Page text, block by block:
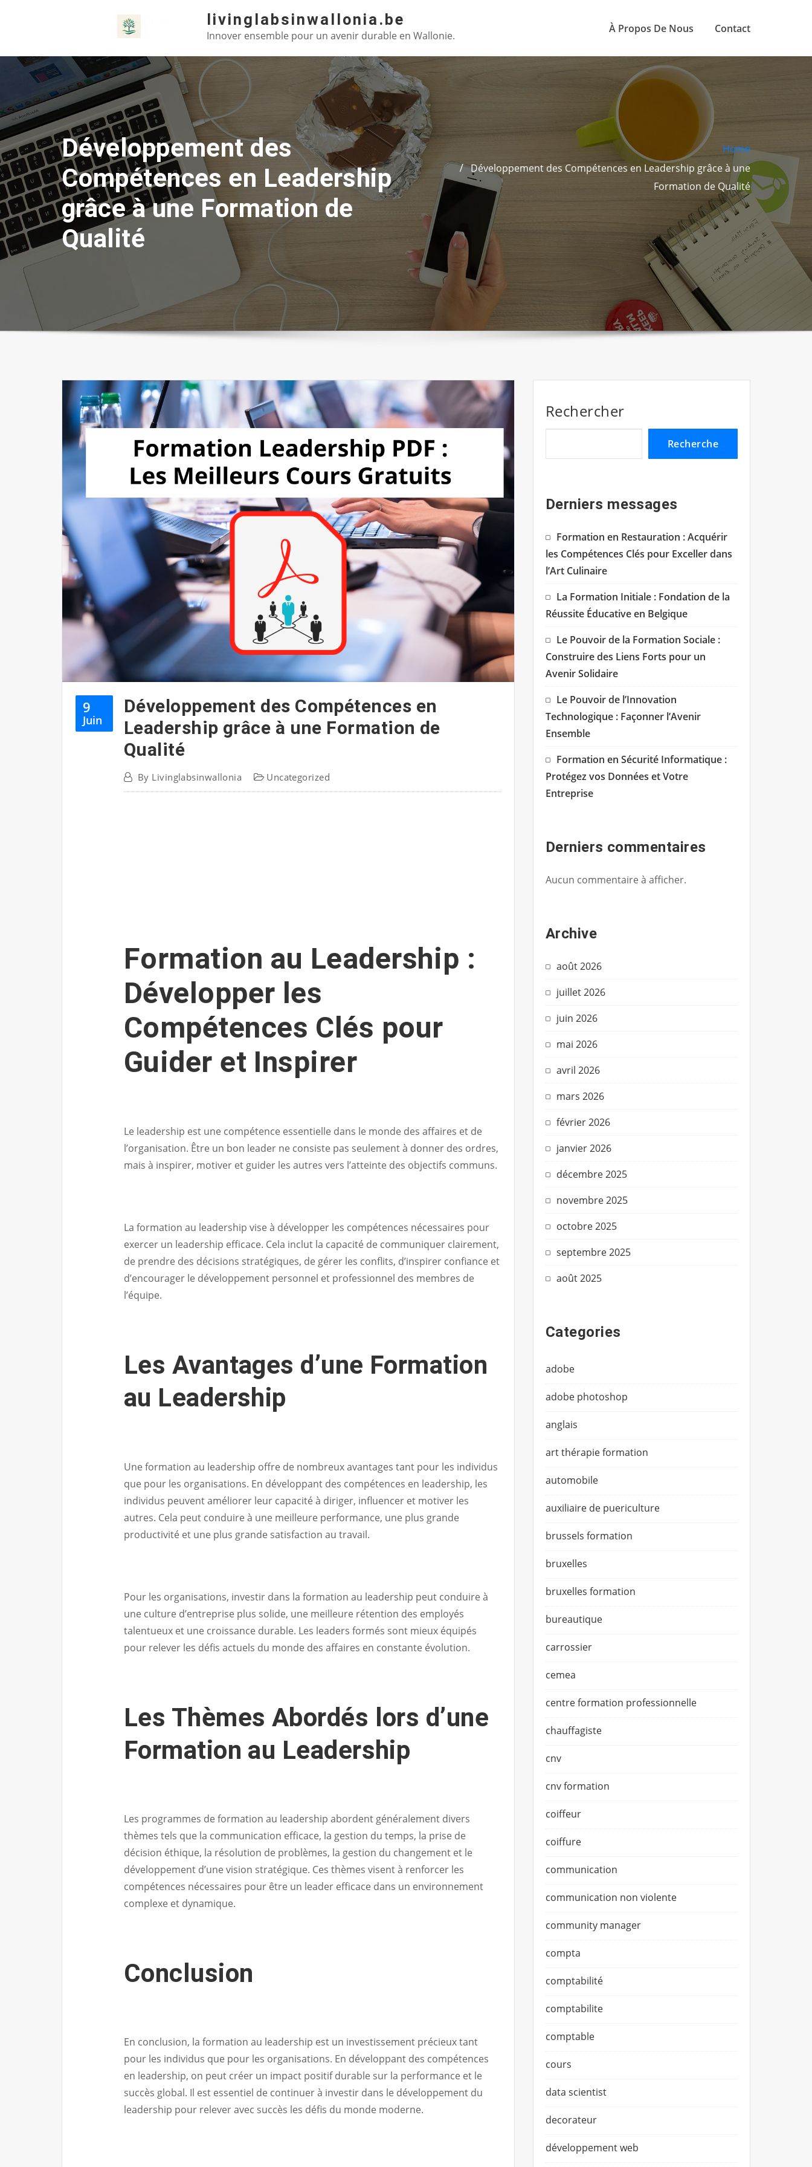
livinglabsinwallonia.be
Innover ensemble pour un avenir durable en Wallonie.
À Propos De Nous Contact
Développement des
Compétences en Leadership
grâce à une Formation de
Qualité
Home
Développement des Compétences en Leadership grâce à une
Formation de Qualité
9
Juin
Développement des Compétences en
Leadership grâce à une Formation de
Qualité
By Livinglabsinwallonia Uncategorized
Formation au Leadership :
Développer les
Compétences Clés pour
Guider et Inspirer
Le leadership est une compétence essentielle dans le monde des affaires et de
l’organisation. Être un bon leader ne consiste pas seulement à donner des ordres,
mais à inspirer, motiver et guider les autres vers l’atteinte des objectifs communs.
La formation au leadership vise à développer les compétences nécessaires pour
exercer un leadership efficace. Cela inclut la capacité de communiquer clairement,
de prendre des décisions stratégiques, de gérer les conflits, d’inspirer confiance et
d’encourager le développement personnel et professionnel des membres de
l’équipe.
Les Avantages d’une Formation
au Leadership
Une formation au leadership offre de nombreux avantages tant pour les individus
que pour les organisations. En développant des compétences en leadership, les
individus peuvent améliorer leur capacité à diriger, influencer et motiver les
autres. Cela peut conduire à une meilleure performance, une plus grande
productivité et une plus grande satisfaction au travail.
Pour les organisations, investir dans la formation au leadership peut conduire à
une culture d’entreprise plus solide, une meilleure rétention des employés
talentueux et une croissance durable. Les leaders formés sont mieux équipés
pour relever les défis actuels du monde des affaires en constante évolution.
Les Thèmes Abordés lors d’une
Formation au Leadership
Les programmes de formation au leadership abordent généralement divers
thèmes tels que la communication efficace, la gestion du temps, la prise de
décision éthique, la résolution de problèmes, la gestion du changement et le
développement d’une vision stratégique. Ces thèmes visent à renforcer les
compétences nécessaires pour être un leader efficace dans un environnement
complexe et dynamique.
Conclusion
En conclusion, la formation au leadership est un investissement précieux tant
pour les individus que pour les organisations. En développant des compétences
en leadership, on peut créer un impact positif durable sur la performance et le
succès global. Il est essentiel de continuer à investir dans le développement du
leadership pour relever avec succès les défis du monde moderne.
Rechercher
Recherche
Derniers messages
Formation en Restauration : Acquérir
les Compétences Clés pour Exceller dans
l’Art Culinaire
La Formation Initiale : Fondation de la
Réussite Éducative en Belgique
Le Pouvoir de la Formation Sociale :
Construire des Liens Forts pour un
Avenir Solidaire
Le Pouvoir de l’Innovation
Technologique : Façonner l’Avenir
Ensemble
Formation en Sécurité Informatique :
Protégez vos Données et Votre
Entreprise
Derniers commentaires
Aucun commentaire à afficher.
Archive
août 2026
juillet 2026
juin 2026
mai 2026
avril 2026
mars 2026
février 2026
janvier 2026
décembre 2025
novembre 2025
octobre 2025
septembre 2025
août 2025
Categories
adobe
adobe photoshop
anglais
art thérapie formation
automobile
auxiliaire de puericulture
brussels formation
bruxelles
bruxelles formation
bureautique
carrossier
cemea
centre formation professionnelle
chauffagiste
cnv
cnv formation
coiffeur
coiffure
communication
communication non violente
community manager
compta
comptabilité
comptabilite
comptable
cours
data scientist
decorateur
développement web